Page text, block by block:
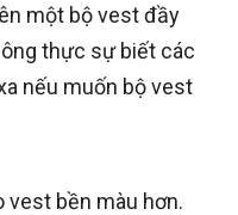
một bộ vest đầy
thực sự biết các
nếu muốn bộ vest
vest bền màu hơn.